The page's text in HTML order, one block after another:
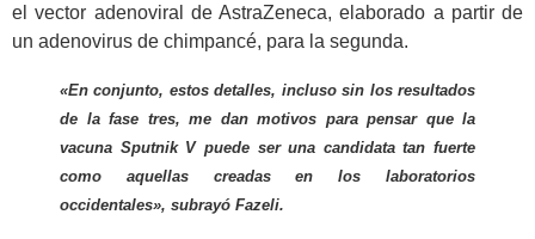
el vector adenoviral de AstraZeneca, elaborado a partir de
un adenovirus de chimpancé, para la segunda.
«En conjunto, estos detalles, incluso sin los resultados
de la fase tres, me dan motivos para pensar que la
vacuna Sputnik V puede ser una candidata tan fuerte
como aquellas creadas en los laboratorios
occidentales», subrayó Fazeli.